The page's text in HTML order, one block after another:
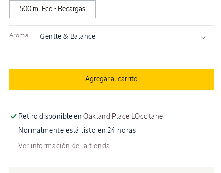
500 ml Eco - Recargas
Aroma:
Agregar al carrito
Retiro disponible enOakland Place LOccitane
Normalmente está listo en 24 horas
Ver información de la tienda